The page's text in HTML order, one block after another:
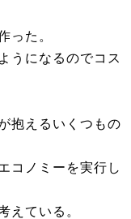
った。
うになるのでコス
抱えるいくつもの
コノミーを実行し
えている。